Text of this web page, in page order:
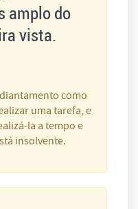
amplo do
vista.
como
uma tarefa, e
la a tempo e
insolvente.